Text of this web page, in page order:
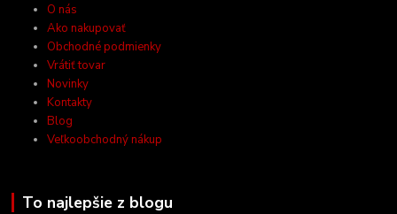
O nás
Ako nakupovať
Obchodné podmienky
Vrátiť tovar
Novinky
Kontakty
Blog
Veľkoobchodný nákup
To najlepšie z blogu